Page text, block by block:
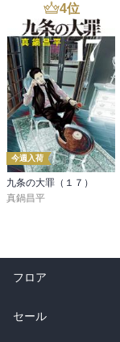
4位
今週入荷
九条の大罪（１７）
真鍋昌平
フロア
総合
セール